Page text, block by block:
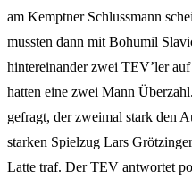
am Kemptner Schlussmann
mussten dann mit Bohumil
hintereinander zwei TEV’ler
hatten eine zwei Mann
gefragt, der zweimal stark den
starken Spielzug Lars
Latte traf. Der TEV antwortet